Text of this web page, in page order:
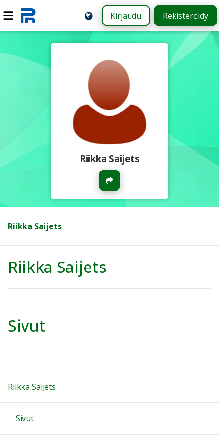
Kirjaudu Rekisteröidy
Riikka Saijets
Riikka Saijets
Riikka Saijets
Sivut
Riikka Saijets
Sivut